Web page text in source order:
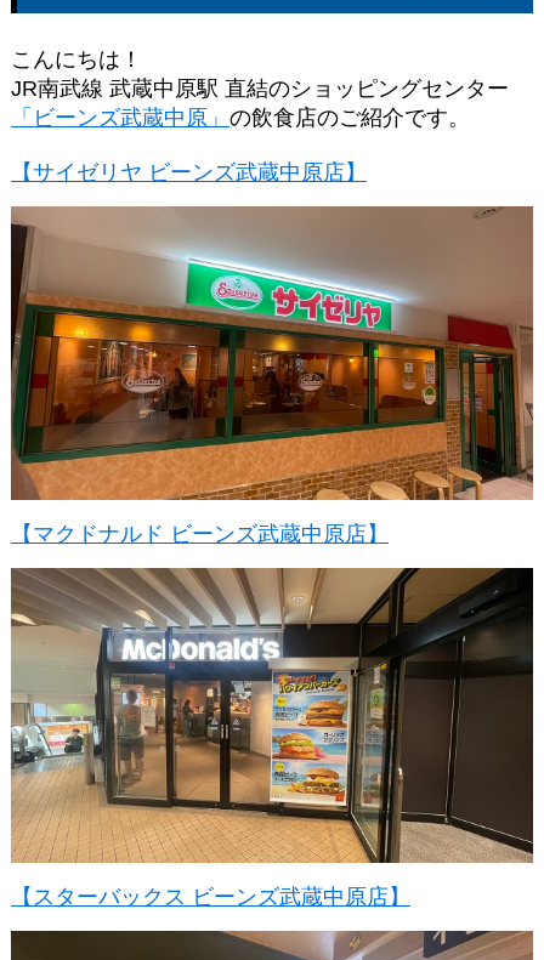
こんにちは！
JR南武線 武蔵中原駅 直結のショッピングセンター
「ビーンズ武蔵中原」 の飲食店のご紹介です。
【サイゼリヤ ビーンズ武蔵中原店】
【マクドナルド ビーンズ武蔵中原店】
【スターバックス ビーンズ武蔵中原店】